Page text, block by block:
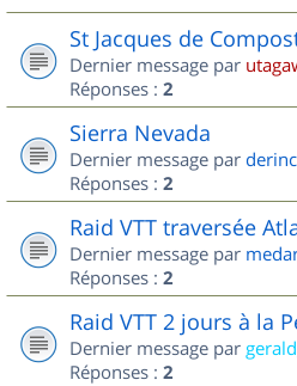
St Jacques de
Dernier message par
Réponses : 2
Sierra Nevada
Dernier message par
Réponses : 2
Raid VTT traversée
Dernier message par
Réponses : 2
Raid VTT 2 jours à la
Dernier message par
Réponses : 2